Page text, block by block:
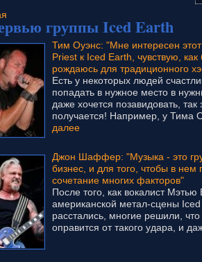
группы Iced Earth
Тим Оуэнс: "Мне интересен
Priest к Iced Earth, чувствую, как
рождаюсь для традиционного
Есть у некоторых людей
попадать в нужное место в
даже хочется позавидовать, так
получается! Например, у Тима
далее
Джон Шаффер: "Музыка - это
бизнес, и для того, чтобы в нем
сочетание многих факторов"
После того, как вокалист Мэтью
американской метал-сцены
расстались, многие решили,
оправится от такого удара, и